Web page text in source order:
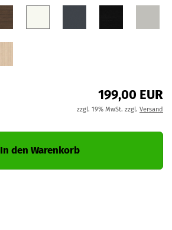
199,00 EUR
zzgl. 19% MwSt. zzgl. Versand
In den Warenkorb